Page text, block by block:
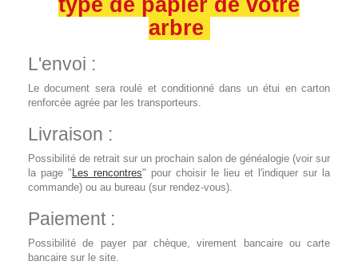
type de papier de votre
arbre
L'envoi :
Le document sera roulé et conditionné dans un étui en carton
renforcée agrée par les transporteurs.
Livraison :
Possibilité de retrait sur un prochain salon de généalogie (voir sur
la page " Les rencontres" pour choisir le lieu et l'indiquer sur la
commande) ou au bureau (sur rendez-vous).
Paiement :
Possibilité de payer par chèque, virement bancaire ou carte
bancaire sur le site.